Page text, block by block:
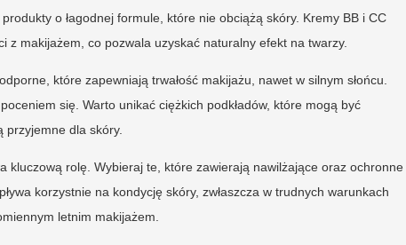
o łagodnej formule, które nie obciążą skóry. Kremy BB i CC
z makijażem, co pozwala uzyskać naturalny efekt na twarzy.
które zapewniają trwałość makijażu, nawet w silnym słońcu.
się. Warto unikać ciężkich podkładów, które mogą być
przyjemne dla skóry.
kluczową rolę. Wybieraj te, które zawierają nawilżające oraz ochronne
korzystnie na kondycję skóry, zwłaszcza w trudnych warunkach
letnim makijażem.